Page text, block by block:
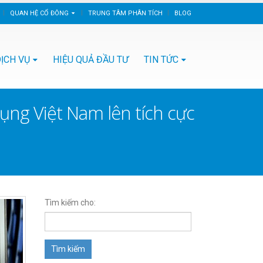
QUAN HỆ CỔ ĐÔNG TRUNG TÂM PHÂN TÍCH BLOG
VỤ HIỆU QUẢ ĐẦU TƯ TIN TỨC
Việt Nam lên tích cực
Tìm kiếm cho: